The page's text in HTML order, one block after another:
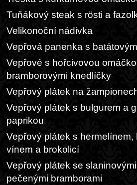
Tuňákový steak s rösti a
Velikonoční nádivka
Vepřová panenka s
Vepřové s hořcivovou
bramborovými knedlíčky
Vepřový plátek na
Vepřový plátek s bulgurem a
paprikou
Vepřový plátek s hermelínem,
vínem a brokolicí
Vepřový plátek se
pečenými bramborami